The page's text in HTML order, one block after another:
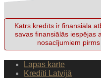
Katrs kredīts ir finansiāla
savas finansiālās iespējas
nosacījumiem
Lapas karte
Kredīti Latvijā